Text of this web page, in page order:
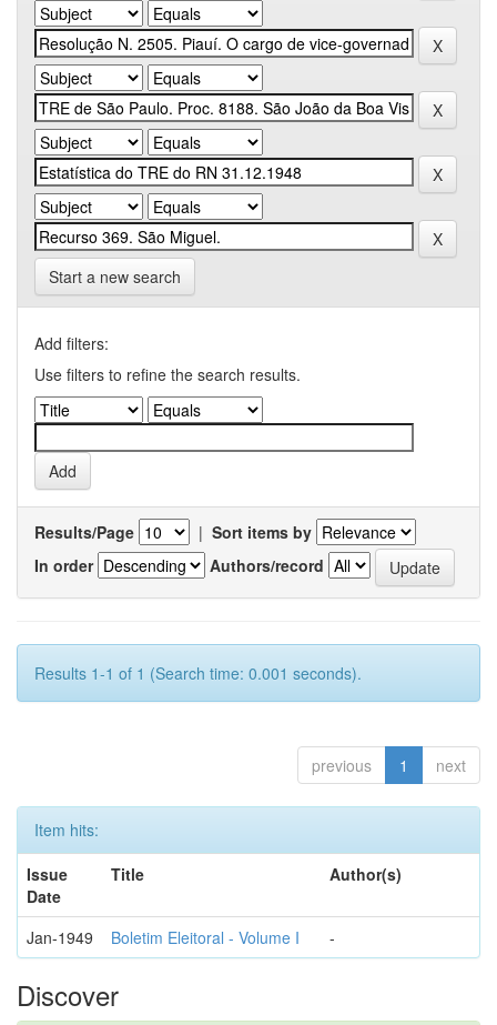
Start a new search
Add filters:
Use filters to refine the search results.
Results/Page | Sort items by
In order
Authors/record
Results 1-1 of 1 (Search time: 0.001 seconds).
previous 1 next
Item hits:
Issue
Date
Title Author(s)
Jan-1949 Boletim Eleitoral - Volume I -
Discover